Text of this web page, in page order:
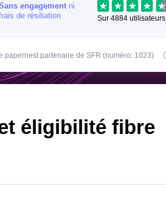
engagement ni
de résiliation
Sur 4884utilisateurs
papernest partenaire de SFR (numéro: 1023)
éligibilité fibre